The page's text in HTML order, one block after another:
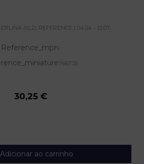
(6L2) REFERENCE | 04.04 - 12.07...
Reference_mpn-
766735
30,25 €
Adicionar ao carrinho